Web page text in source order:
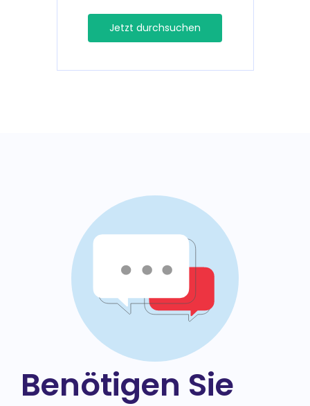
Jetzt durchsuchen
Benötigen Sie